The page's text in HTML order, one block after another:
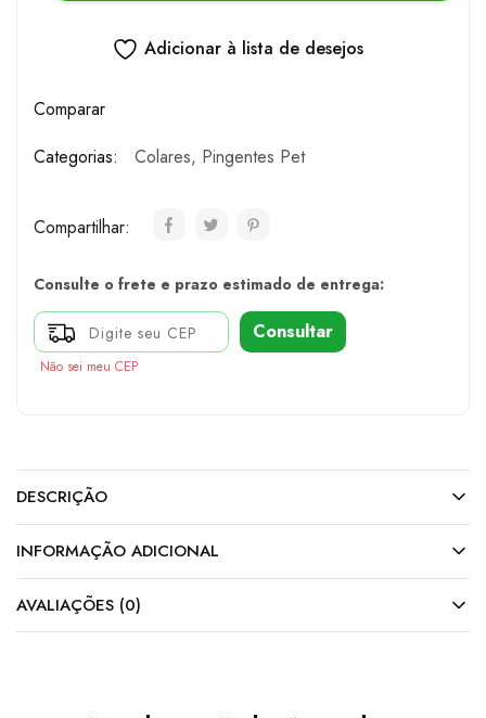
Adicionar à lista de desejos
Comparar
Categorias:
Colares, Pingentes Pet
Compartilhar:
Consulte o frete e prazo estimado de entrega:
Consultar
Não sei meu CEP
DESCRIÇÃO
INFORMAÇÃO ADICIONAL
AVALIAÇÕES (0)